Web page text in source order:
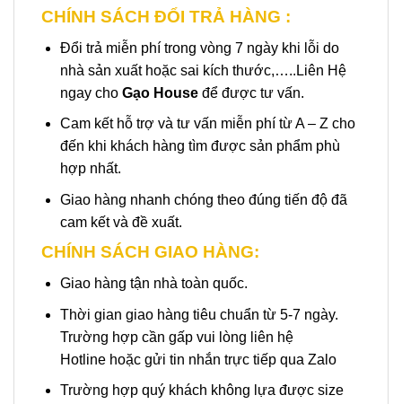
CHÍNH SÁCH ĐỔI TRẢ HÀNG :
Đổi trả miễn phí trong vòng 7 ngày khi lỗi do
nhà sản xuất hoặc sai kích thước,…..Liên Hệ
ngay cho Gạo Houseđể được tư vấn.
Cam kết hỗ trợ và tư vấn miễn phí từ A – Z cho
đến khi khách hàng tìm được sản phẩm phù
hợp nhất.
Giao hàng nhanh chóng theo đúng tiến độ đã
cam kết và đề xuất.
CHÍNH SÁCH GIAO HÀNG:
Giao hàng tận nhà toàn quốc.
Thời gian giao hàng tiêu chuẩn từ 5-7 ngày.
Trường hợp cần gấp vui lòng liên hệ
Hotline hoặc gửi tin nhắn trực tiếp qua Zalo
Trường hợp quý khách không lựa được size